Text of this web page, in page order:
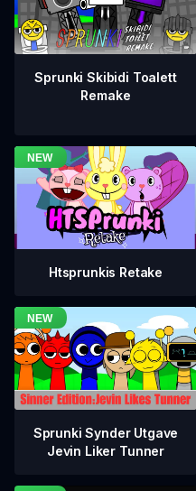
Sprunki Skibidi Toalett
Remake
Htsprunkis Retake
Sprunki Synder Utgave
Jevin Liker Tunner